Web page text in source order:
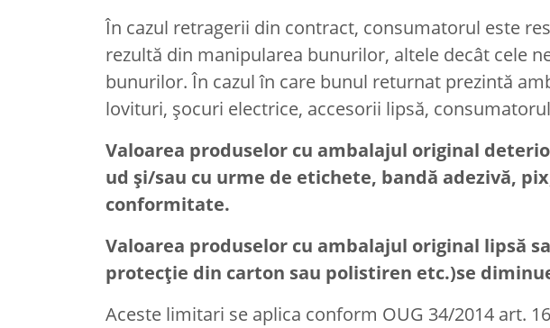
În cazul retragerii din contract, consumatorul este
rezultă din manipularea bunurilor, altele decât cele
bunurilor. În cazul în care bunul returnat prezintă
lovituri, șocuri electrice, accesorii lipsă,
Valoarea produselor cu ambalajul original
ud și/sau cu urme de etichete, bandă adezivă,
conformitate.
Valoarea produselor cu ambalajul original lipsă
protecție din carton sau polistiren etc.)se
Aceste limitari se aplica conform OUG 34/2014 art.